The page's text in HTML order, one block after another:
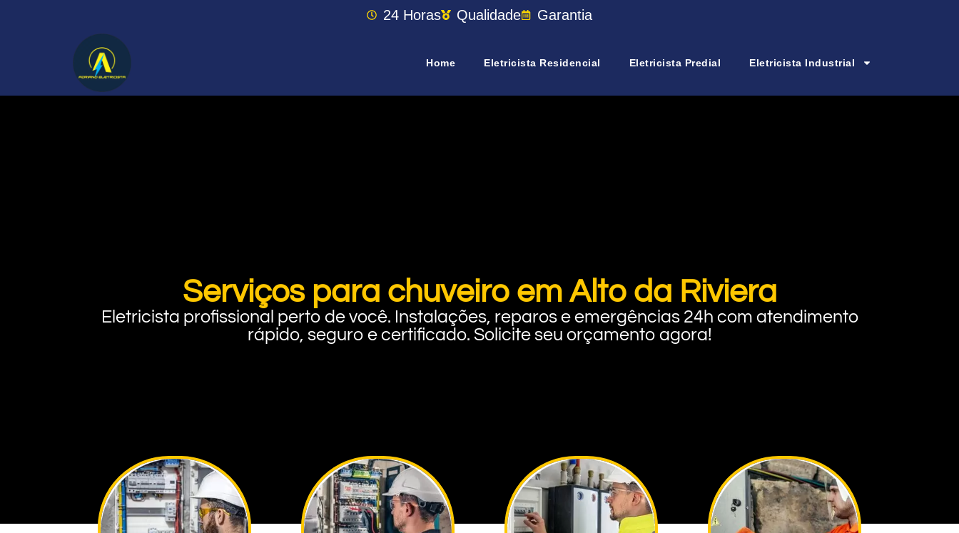
24 Horas Qualidade Garantia
Home Eletricista Residencial Eletricista Predial Eletricista Industrial
Serviços para chuveiro em Alto da Riviera
Eletricista profissional perto de você. Instalações, reparos e emergências 24h com atendimento
rápido, seguro e certificado. Solicite seu orçamento agora!